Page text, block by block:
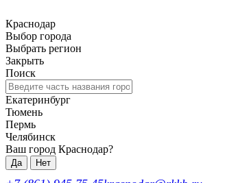
Краснодар
Выбор города
Выбрать регион
Закрыть
Поиск
Екатеринбург
Тюмень
Пермь
Челябинск
Ваш город Краснодар?
Да Нет